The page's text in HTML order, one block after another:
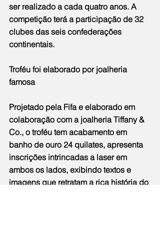
ser realizado a cada quatro anos. A
competição terá a participação de 32
clubes das seis confederações
continentais.
Troféu foi elaborado por joalheria
famosa
Projetado pela Fifa e elaborado em
colaboração com a joalheria Tiffany &
Co., o troféu tem acabamento em
banho de ouro 24 quilates, apresenta
inscrições intrincadas a laser em
ambos os lados, exibindo textos e
imagens que retratam a rica história do